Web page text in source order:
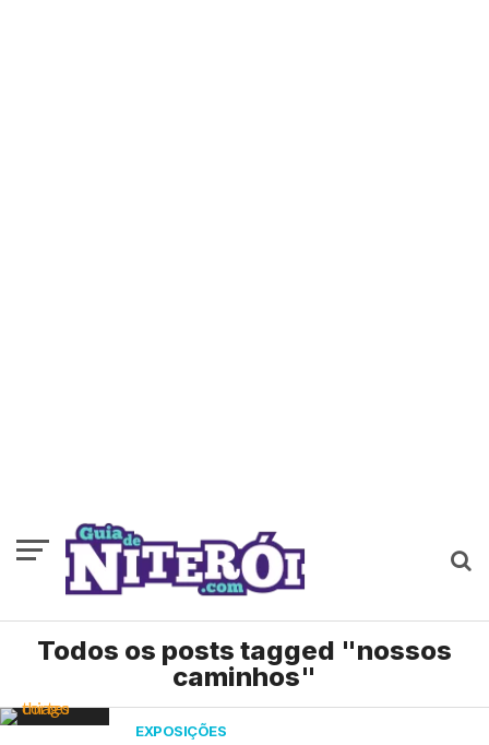
Todos os posts tagged "nossos
caminhos"
EXPOSIÇÕES